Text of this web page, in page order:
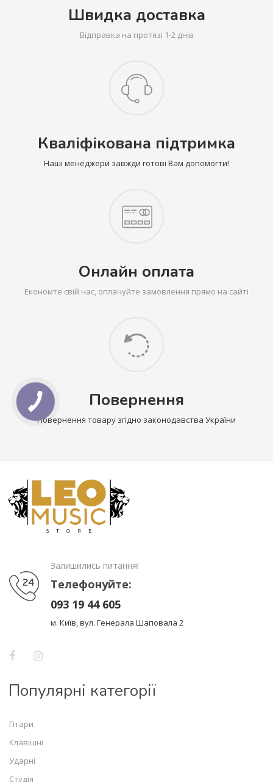
Швидка доставка
Відправка на протязі 1-2 днів
Кваліфікована підтримка
Наші менеджери завжди готові Вам допомогти!
Онлайн оплата
Економте свій час, оплачуйте замовлення прямо на сайті
Повернення
Повернення товару згідно законодавства України
Залишились питання!
Телефонуйте:
093 19 44 605
м. Київ, вул. Генерала Шаповала 2
Популярні категорії
Гітари
Клавішні
Ударні
Студія